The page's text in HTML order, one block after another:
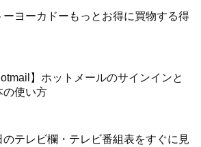
ーヨーカドーもっとお得に買物する得
】ホットメールのサインインと
の使い方
のテレビ欄・テレビ番組表をすぐに見